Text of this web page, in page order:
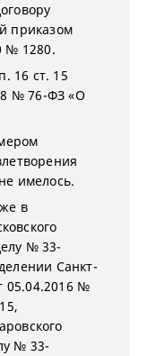
приказом
№ 1280.
16 ст. 15
№ 76-ФЗ «О
имелось.
в
№ 33-
Санкт-
05.04.2016 №
№ 33-